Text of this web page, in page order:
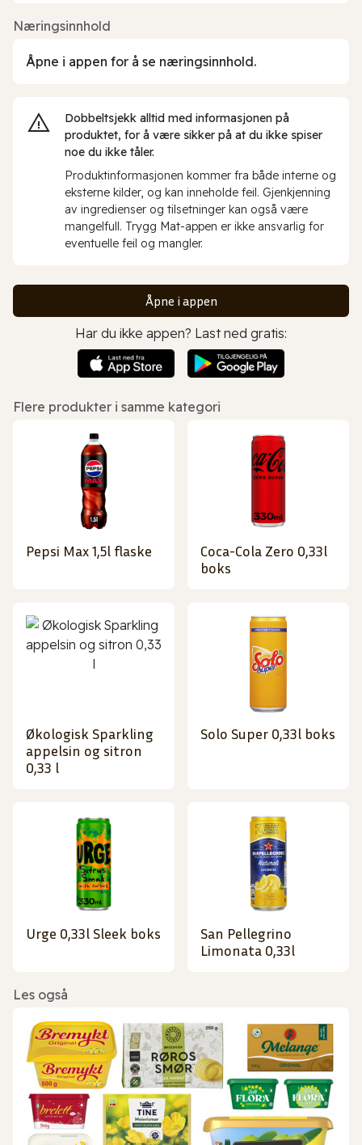
Næringsinnhold
Åpne i appen for å se næringsinnhold.
Dobbeltsjekk alltid med informasjonen på
produktet, for å være sikker på at du ikke spiser
noe du ikke tåler.
Produktinformasjonen kommer fra både interne og
eksterne kilder, og kan inneholde feil. Gjenkjenning
av ingredienser og tilsetninger kan også være
mangelfull. Trygg Mat-appen er ikke ansvarlig for
eventuelle feil og mangler.
Åpne i appen
Har du ikke appen? Last ned gratis:
Flere produkter i samme kategori
Pepsi Max 1,5l flaske
Coca-Cola Zero 0,33l
boks
Økologisk Sparkling
appelsin og sitron
0,33 l
Solo Super 0,33l boks
Urge 0,33l Sleek boks
San Pellegrino
Limonata 0,33l
Les også